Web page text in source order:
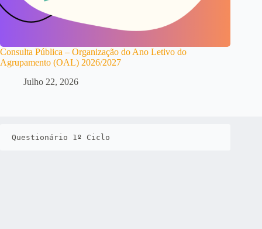
Consulta Pública – Organização do Ano Letivo do
Agrupamento (OAL) 2026/2027
Julho 22, 2026
Questionário 1º Ciclo